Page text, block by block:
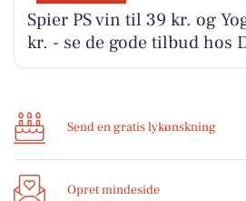
Spier PS vin til 39 kr. og
kr. - se de gode tilbud hos
Send en gratis lykønskning
Opret mindeside